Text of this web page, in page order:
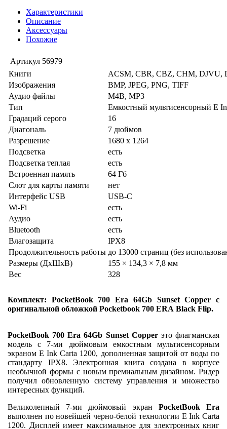
Характеристики
Описание
Аксессуары
Похожие
Артикул 56979
Книги
ACSM, CBR, CBZ, CHM, DJVU,
Изображения
BMP, JPEG, PNG, TIFF
Аудио файлы
M4B, MP3
Тип
Емкостный мультисенсорный E
Градаций серого
16
Диагональ
7 дюймов
Разрешение
1680 x 1264
Подсветка
есть
Подсветка теплая
есть
Встроенная память
64 Гб
Слот для карты памяти
нет
Интерфейс USB
USB-C
Wi-Fi
есть
Аудио
есть
Bluetooth
есть
Влагозащита
IPX8
Продолжительность работы до 13000 страниц (без
Размеры (ДхШхВ)
155 × 134,3 × 7,8 мм
Вес
328
Комплект: PocketBook 700 Era 64Gb Sunset Copper с
оригинальной обложкой Pocketbook 700 ERA Black Flip.
PocketBook 700 Era 64Gb Sunset Copperэто флагманская
модель с 7-ми дюймовым емкостным мультисенсорным
экраном E Ink Carta 1200, дополненная защитой от воды по
стандарту IPX8. Электронная книга создана в корпусе
необычной формы с новым премиальным дизайном. Ридер
получил обновленную систему управления и множество
интересных функций.
Великолепный 7-ми дюймовый экран PocketBook Era
выполнен по новейшей черно-белой технологии E Ink Carta
1200. Дисплей имеет максимальное для электронных книг